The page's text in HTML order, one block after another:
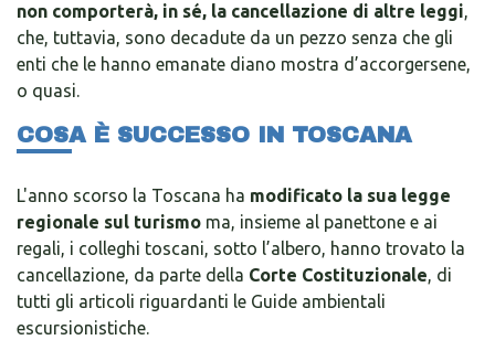
non comporterà, in sé, la cancellazione di altre leggi,
che, tuttavia, sono decadute da un pezzo senza che gli
enti che le hanno emanate diano mostra d’accorgersene,
o quasi.
COSA È SUCCESSO IN TOSCANA
L'anno scorso la Toscana ha modificato la sua legge
regionale sul turismo ma, insieme al panettone e ai
regali, i colleghi toscani, sotto l’albero, hanno trovato la
cancellazione, da parte della Corte Costituzionale, di
tutti gli articoli riguardanti le Guide ambientali
escursionistiche.